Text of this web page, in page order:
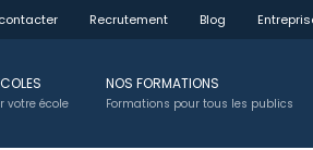
Recrutement Blog
votre école
NOS FORMATIONS
Formations pour tous les publics